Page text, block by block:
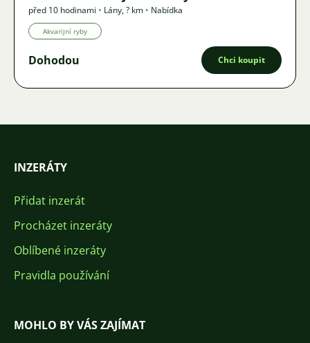
před 10 hodinami • Lány,? km • Nabídka
Akvarijní ryby
Dohodou Chci koupit
INZERÁTY
Přidat inzerát
Procházet inzeráty
Oblíbené inzeráty
Pravidla používání
MOHLO BY VÁS ZAJÍMAT